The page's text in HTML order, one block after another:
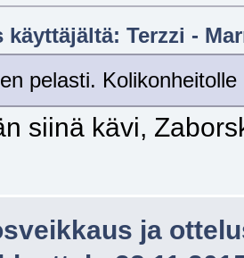
käyttäjältä: Terzzi -
pelasti.
siinä kävi,
ja